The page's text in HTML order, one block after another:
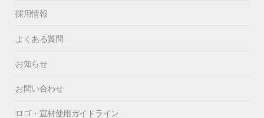
採用情報
よくある質問
お知らせ
お問い合わせ
ロゴ・宣材使用ガイドライン